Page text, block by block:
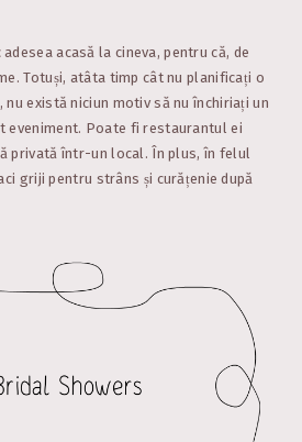
acasă la cineva, pentru că, de
Totuși, atâta timp cât nu planificați o
există niciun motiv să nu închiriați un
eveniment. Poate fi restaurantul ei
privată într-un local. În plus, în felul
griji pentru strâns și curățenie după